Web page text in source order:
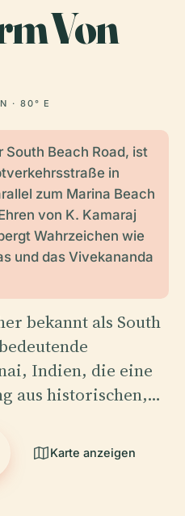
Von
· 80° E
South Beach Road, ist
in
zum Marina Beach
von K. Kamaraj
Wahrzeichen wie
und das Vivekananda
bekannt als South
Indien, die eine
aus historischen,…
Karte anzeigen